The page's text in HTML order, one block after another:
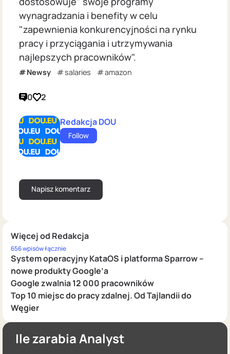
Więcej od Redakcja
656 wpisów łącznie
System operacyjny KataOS i platforma Sparrow –
nowe produkty Google’a
Google zwalnia 12 000 pracowników
Top 10 miejsc do pracy zdalnej. Od Tajlandii do
Węgier
wynagradzania i benefity w celu
"zapewnienia konkurencyjności na rynku
pracy i przyciągania i utrzymywania
najlepszych pracowników".
Newsy salaries amazon
0 2
Redakcja DOU
Follow
Ile zarabia Analyst